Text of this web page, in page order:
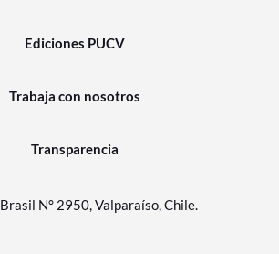
Ediciones PUCV
Trabaja con nosotros
Transparencia
N° 2950, Valparaíso, Chile.